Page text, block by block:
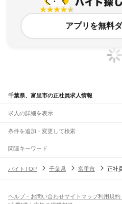
アプリを無料
千葉県、富里市の正社員求人情報
求人の詳細を表示
条件を追加・変更して検索
市区町村を追加・変更
千葉県すべて
銚子市市川市船橋市館山市木更津市松
駅を追加・変更
南流山駅新松戸駅 新八柱駅 東松戸駅市川
飲食・フードサービス
特徴を追加・変更
関連キーワード
千葉県 富里市 正社員 軽作業千葉県 富里
バイトTOP 千葉県 富里市 正社
ヘルプ・お問い合わせサイトマップ利用規約